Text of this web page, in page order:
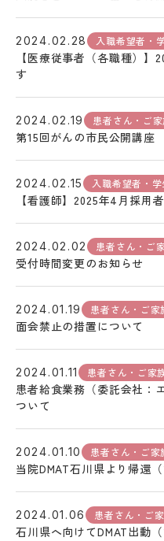
2024.02.28 入職希望者・
【医療従事者（各職種）】
す
2024.02.19 患者さん・ご
第15回がんの市民公開講
2024.02.15 入職希望者・
【看護師】2025年4月採用
2024.02.02 患者さん・ご
受付時間変更のお知らせ
2024.01.19 患者さん・ご家
面会禁止の措置について
2024.01.11 患者さん・ご家
患者給食業務（委託会社：
ついて
2024.01.10 患者さん・ご家
当院DMAT石川県より帰還（
2024.01.06 患者さん・ご
石川県へ向けてDMAT出動